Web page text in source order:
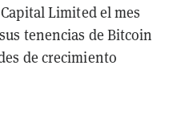
Limited el mes
tenencias de Bitcoin
de crecimiento